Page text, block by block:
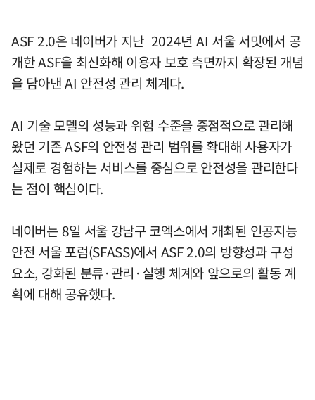
ASF 2.0은 네이버가 지난 2024년 AI 서울 서밋에서 공
개한 ASF을 최신화해 이용자 보호 측면까지 확장된 개념
을 담아낸 AI 안전성 관리 체계다.
AI 기술 모델의 성능과 위험 수준을 중점적으로 관리해
왔던 기존 ASF의 안전성 관리 범위를 확대해 사용자가
실제로 경험하는 서비스를 중심으로 안전성을 관리한다
는 점이 핵심이다.
네이버는 8일 서울 강남구 코엑스에서 개최된 인공지능
안전 서울 포럼(SFASS)에서 ASF 2.0의 방향성과 구성
요소, 강화된 분류·관리·실행 체계와 앞으로의 활동 계
획에 대해 공유했다.